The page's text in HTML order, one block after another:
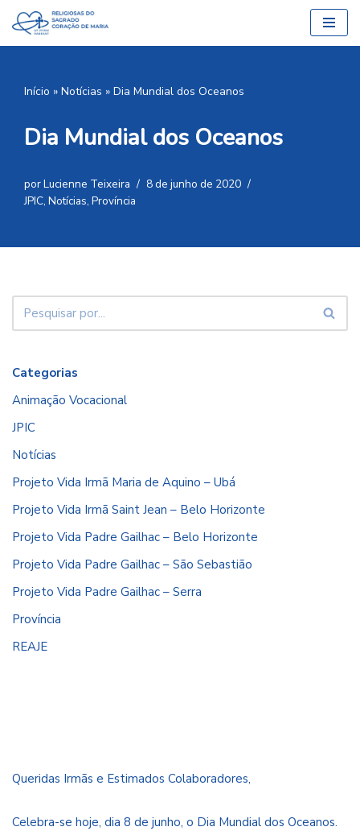
Pular
Início » Notícias » Dia Mundial dos Oceanos
Dia Mundial dos Oceanos
porLucienne Teixeira
8 de junho de 2020
JPIC, Notícias, Província
Categorias
Animação Vocacional
JPIC
Notícias
Projeto Vida Irmã Maria de Aquino – Ubá
Projeto Vida Irmã Saint Jean – Belo Horizonte
Projeto Vida Padre Gailhac – Belo Horizonte
Projeto Vida Padre Gailhac – São Sebastião
Projeto Vida Padre Gailhac – Serra
Província
REAJE
Queridas Irmãs e Estimados Colaboradores,
Celebra-se hoje, dia 8 de junho, o Dia Mundial dos Oceanos.